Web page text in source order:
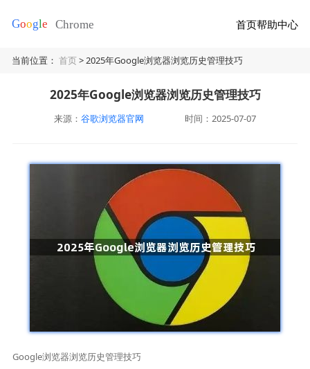
首页帮助中心
当前位置：首页> 2025年Google浏览器浏览历史管理技巧
2025年Google浏览器浏览历史管理技巧
来源： 谷歌浏览器官网 时间：2025-07-07
Google浏览器浏览历史管理技巧